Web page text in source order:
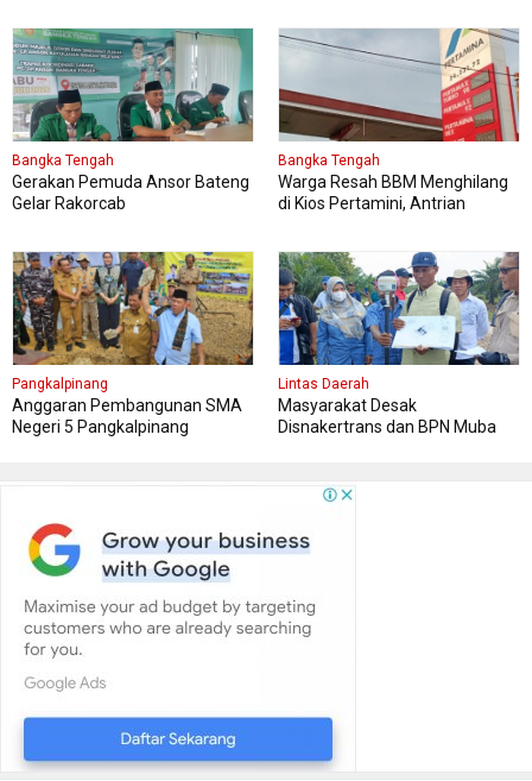
Bangka Tengah
Gerakan Pemuda Ansor Bateng
Gelar Rakorcab
Bangka Tengah
Warga Resah BBM Menghilang
di Kios Pertamini, Antrian
Pangkalpinang
Anggaran Pembangunan SMA
Negeri 5 Pangkalpinang
Lintas Daerah
Masyarakat Desak
Disnakertrans dan BPN Muba
Penempatan